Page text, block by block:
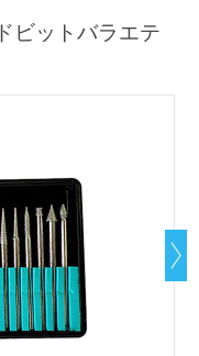
ビットバラエテ